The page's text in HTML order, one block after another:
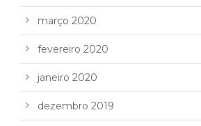
março 2020
fevereiro 2020
janeiro 2020
dezembro 2019